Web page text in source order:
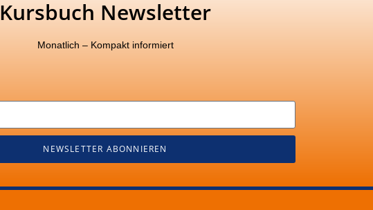
Kursbuch Newsletter
Monatlich – Kompakt informiert
NEWSLETTER ABONNIEREN